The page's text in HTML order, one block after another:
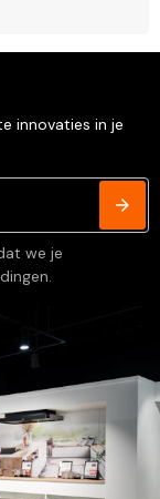
innovaties in je
we je